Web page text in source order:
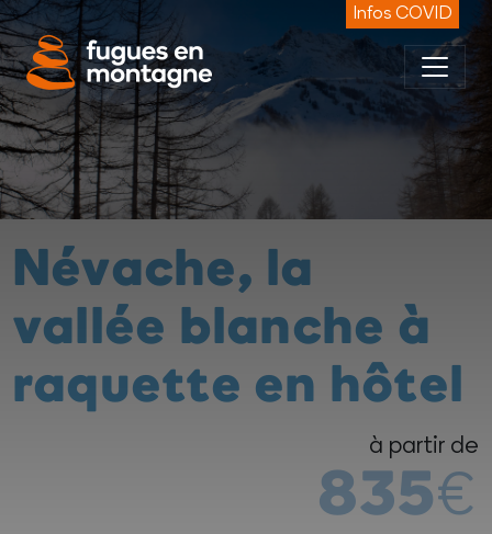
Panneau de gestion des cookies Infos COVID
Névache, la
vallée blanche à
raquette en hôtel
à partir de
835€